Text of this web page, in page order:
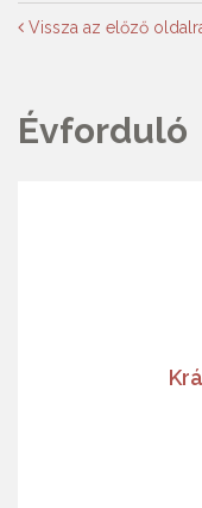
Vissza az előző
Évforduló